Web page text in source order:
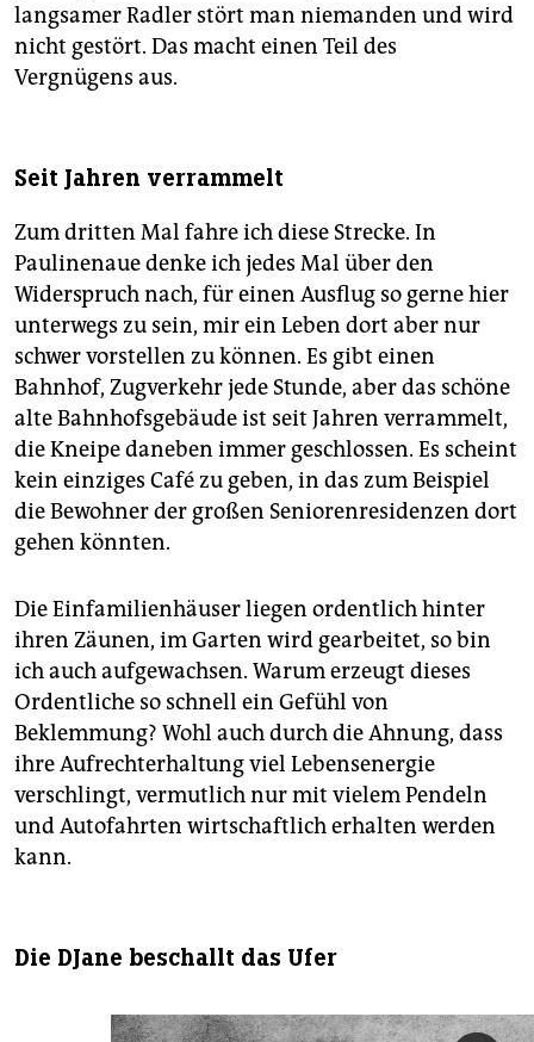
langsamer Radler stört man niemanden und wird
nicht gestört. Das macht einen Teil des
Vergnügens aus.
Seit Jahren verrammelt
Zum dritten Mal fahre ich diese Strecke. In
Paulinenaue denke ich jedes Mal über den
Widerspruch nach, für einen Ausflug so gerne hier
unterwegs zu sein, mir ein Leben dort aber nur
schwer vorstellen zu können. Es gibt einen
Bahnhof, Zugverkehr jede Stunde, aber das schöne
alte Bahnhofsgebäude ist seit Jahren verrammelt,
die Kneipe daneben immer geschlossen. Es scheint
kein einziges Café zu geben, in das zum Beispiel
die Bewohner der großen Seniorenresidenzen dort
gehen könnten.
Die Einfamilienhäuser liegen ordentlich hinter
ihren Zäunen, im Garten wird gearbeitet, so bin
ich auch aufgewachsen. Warum erzeugt dieses
Ordentliche so schnell ein Gefühl von
Beklemmung? Wohl auch durch die Ahnung, dass
ihre Aufrechterhaltung viel Lebensenergie
verschlingt, vermutlich nur mit vielem Pendeln
und Autofahrten wirtschaftlich erhalten werden
kann.
Die DJane beschallt das Ufer